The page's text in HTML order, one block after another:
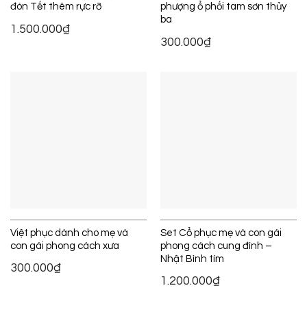
đón Tết thêm rực rỡ
1.500.000₫
phượng ổ phối tam sơn thủy
ba
300.000₫
Việt phục dành cho mẹ và
con gái phong cách xưa
300.000₫
Set Cổ phục mẹ và con gái
phong cách cung đình –
Nhật Bình tím
1.200.000₫